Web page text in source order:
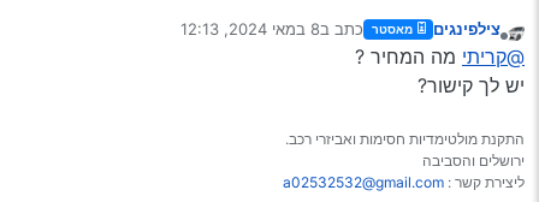
צילפינגים מאסטר כתב ב8 במאי 2024, 12:13
נערך לאחרונה על ידי
@קריתי מה המחיר ?
יש לך קישור?
התקנת מולטימדיות חסימות ואביזרי רכב.
ירושלים והסביבה
ליצירת קשר : a02532532@gmail.com